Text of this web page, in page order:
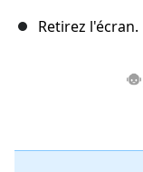
Retirez l'écran.